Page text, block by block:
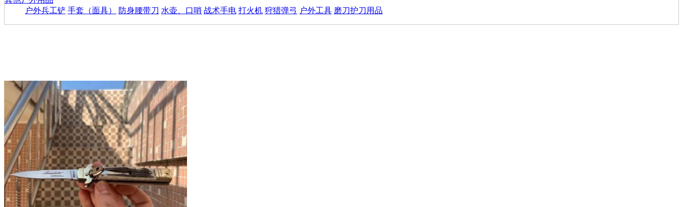
户外兵工铲 手套（面具） 防身腰带刀 水壶、口哨 战术手电 打火机 狩猎弹弓 户外工具 磨刀护刀用品